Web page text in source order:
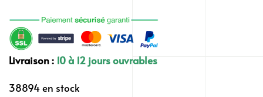
Livraison : 10 à 12 jours ouvrables
38894 en stock